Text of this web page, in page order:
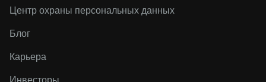
Центр охраны персональных данных
Блог
Карьера